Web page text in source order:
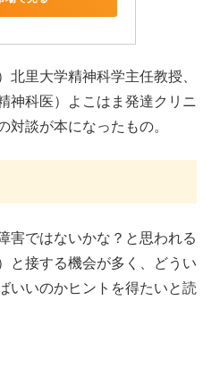
北里大学精神科学主任教授、
科医）よこはま発達クリニ
対談が本になったもの。
害ではないかな？と思われる
と接する機会が多く、どうい
いいのかヒントを得たいと読